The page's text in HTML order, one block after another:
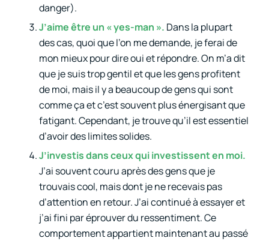
danger).
J’aime être un « yes-man ». Dans la plupart
des cas, quoi que l’on me demande, je ferai de
mon mieux pour dire oui et répondre. On m’a dit
que je suis trop gentil et que les gens profitent
de moi, mais il y a beaucoup de gens qui sont
comme ça et c’est souvent plus énergisant que
fatigant. Cependant, je trouve qu’il est essentiel
d’avoir des limites solides.
J’investis dans ceux qui investissent en moi.
J’ai souvent couru après des gens que je
trouvais cool, mais dont je ne recevais pas
d’attention en retour. J’ai continué à essayer et
j’ai fini par éprouver du ressentiment. Ce
comportement appartient maintenant au passé